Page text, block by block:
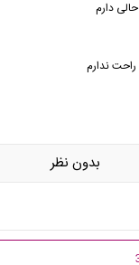
دارم
ندارم
بدون نظر